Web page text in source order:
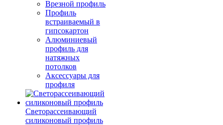
Врезной профиль
Профиль
встраиваемый в
гипсокартон
Алюминиевый
профиль для
натяжных
потолков
Аксессуары для
профиля
Светорассеивающий
силиконовый профиль